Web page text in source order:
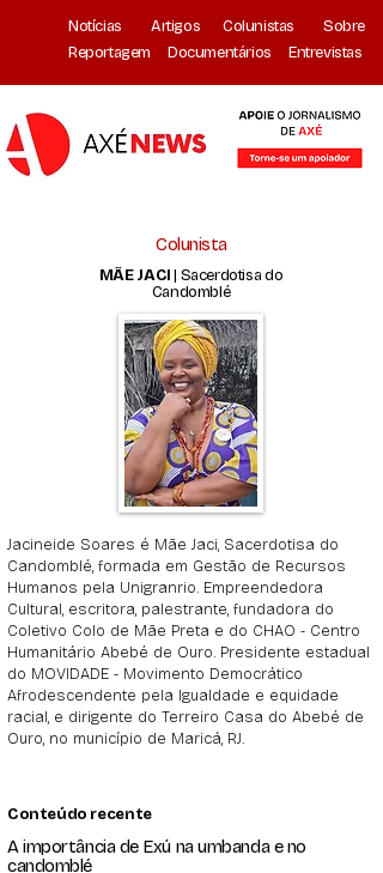
Notícias Artigos Colunistas
Sobre
Reportagem
Documentários Entrevistas
Colunista
MÃE JACI| Sacerdotisa do
Candomblé
Jacineide Soares é Mãe Jaci, Sacerdotisa do
Candomblé, formada em Gestão de Recursos
Humanos pela Unigranrio. Empreendedora
Cultural, escritora, palestrante, fundadora do
Coletivo Colo de Mãe Preta e do CHAO - Centro
Humanitário Abebé de Ouro. Presidente estadual
do MOVIDADE - Movimento Democrático
Afrodescendente pela Igualdade e equidade
racial, e dirigente do Terreiro Casa do Abebé de
Ouro, no município de Maricá, RJ.
Conteúdo recente
A importância de Exú na umbanda e no
candomblé